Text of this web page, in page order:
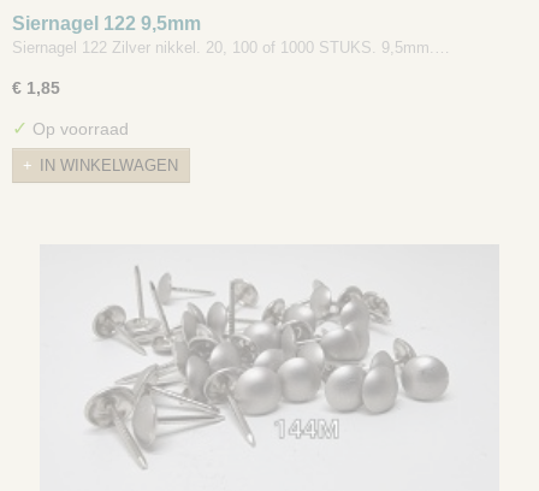
Siernagel 122 9,5mm
Siernagel 122 Zilver nikkel. 20, 100 of 1000 STUKS. 9,5mm.…
€ 1,85
✓ Op voorraad
IN WINKELWAGEN